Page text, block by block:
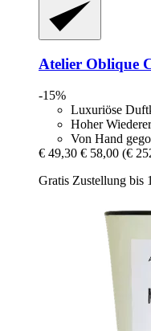
Atelier Oblique
-15%
Luxuriöse
Hoher
Von Hand
€ 49,30 € 58,00 (€
Gratis Zustellung bis